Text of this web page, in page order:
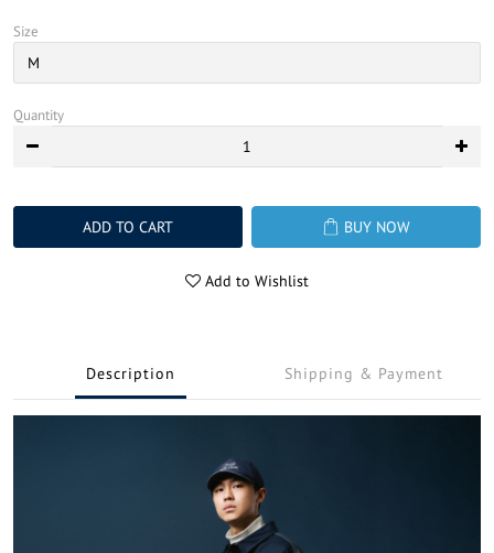
Size
Quantity
ADD TO CART BUY NOW
Add to Wishlist
Description Shipping & Payment